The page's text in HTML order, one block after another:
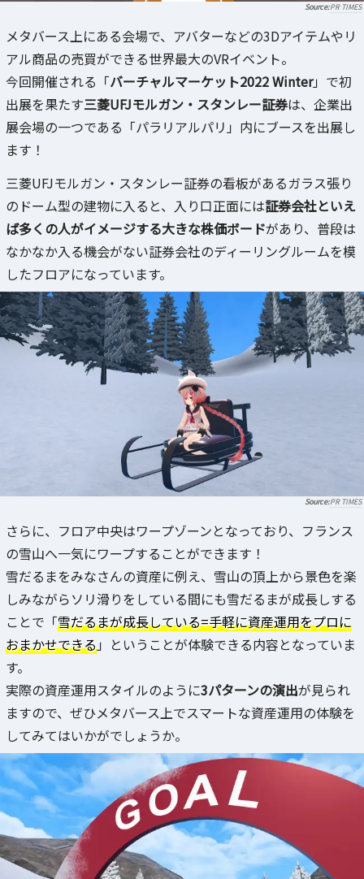
PR TIMES
メタバース上にある会場で、アバターなどの3Dアイテムやリ
アル商品の売買ができる世界最大のVRイベント。
今回開催される「バーチャルマーケット2022 Winter」で初
出展を果たす三菱UFJモルガン・スタンレー証券は、企業出
展会場の一つである「パラリアルパリ」内にブースを出展し
ます！
三菱UFJモルガン・スタンレー証券の看板があるガラス張り
のドーム型の建物に入ると、入り口正面には証券会社といえ
ば多くの人がイメージする大きな株価ボードがあり、普段は
なかなか入る機会がない証券会社のディーリングルームを模
したフロアになっています。
PR TIMES
さらに、フロア中央はワープゾーンとなっており、フランス
の雪山へ一気にワープすることができます！
雪だるまをみなさんの資産に例え、雪山の頂上から景色を楽
しみながらソリ滑りをしている間にも雪だるまが成長しする
ことで「雪だるまが成長している=手軽に資産運用をプロに
おまかせできる」ということが体験できる内容となっていま
す。
実際の資産運用スタイルのように3パターンの演出が見られ
ますので、ぜひメタバース上でスマートな資産運用の体験を
してみてはいかがでしょうか。